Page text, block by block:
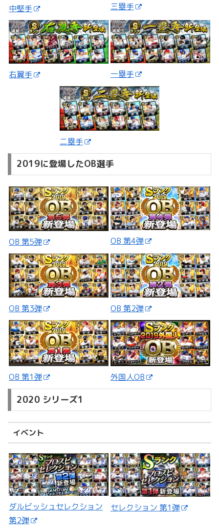
中堅手 三塁手
右翼手 一塁手
二塁手
2019に登場したOB選手
OB 第5弾 OB 第4弾
OB 第3弾 OB 第2弾
OB 第1弾 外国人OB
2020 シリーズ1
イベント
ダルビッシュセレクション
第2弾
セレクション 第1弾